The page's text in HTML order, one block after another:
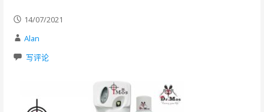
14/07/2021
Alan
写评论